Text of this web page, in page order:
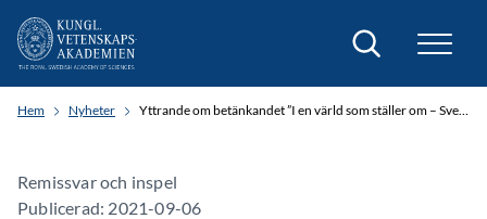
Sök
Hem Nyheter Yttrande om betänkandet ”I en värld som ställer om – Sverige utan fossila drivmedel 2040”
Remissvar och inspel
Publicerad: 2021-09-06